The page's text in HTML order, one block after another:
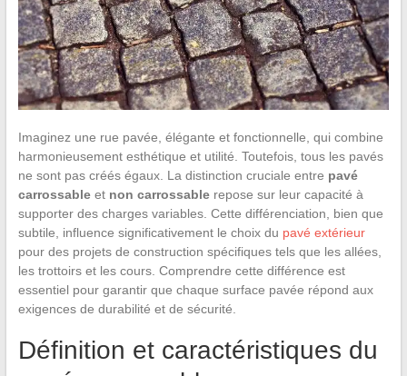
Imaginez une rue pavée, élégante et fonctionnelle, qui combine
harmonieusement esthétique et utilité. Toutefois, tous les pavés
ne sont pas créés égaux. La distinction cruciale entre pavé
carrossableet non carrossablerepose sur leur capacité à
supporter des charges variables. Cette différenciation, bien que
subtile, influence significativement le choix du pavé extérieur
pour des projets de construction spécifiques tels que les allées,
les trottoirs et les cours. Comprendre cette différence est
essentiel pour garantir que chaque surface pavée répond aux
exigences de durabilité et de sécurité.
Définition et caractéristiques du